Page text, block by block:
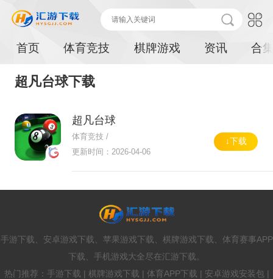
首页 体育竞技 棋牌游戏 资讯 合
超凡台球下载
超凡台球
体育竞技 /
更新时间：2026-04-06
↓下载
手游下载、安卓游戏下载、苹果游戏下载、棋牌游戏下载、体育赛事APP
下载、手机游戏大全尽在汇游下载。
热门推荐：手游下载 | 棋牌游戏下载 | 体育APP下载 | 安卓游戏安装包 |